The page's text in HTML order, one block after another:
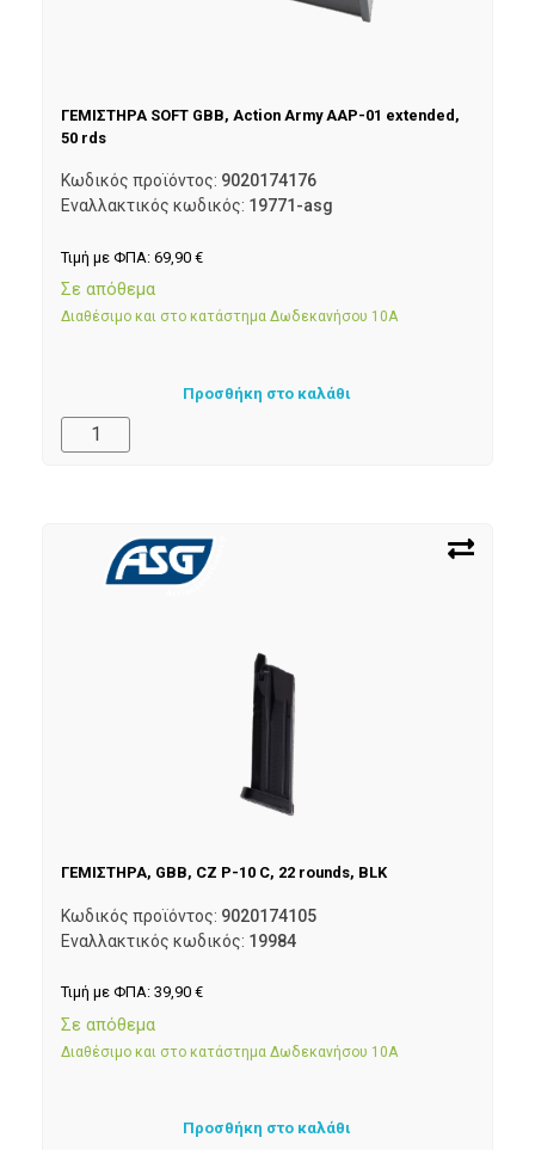
ΓΕΜΙΣΤΗΡΑ SOFT GBB, Action Army AAP-01 extended,
50 rds
Κωδικός προϊόντος: 9020174176
Εναλλακτικός κωδικός: 19771-asg
Τιμή με ΦΠΑ: 69,90 €
Σε απόθεμα
Διαθέσιμο και στο κατάστημα Δωδεκανήσου 10Α
Προσθήκη στο καλάθι
ΓΕΜΙΣΤΗΡΑ, GBB, CZ P-10 C, 22 rounds, BLK
Κωδικός προϊόντος: 9020174105
Εναλλακτικός κωδικός: 19984
Τιμή με ΦΠΑ: 39,90 €
Σε απόθεμα
Διαθέσιμο και στο κατάστημα Δωδεκανήσου 10Α
Προσθήκη στο καλάθι